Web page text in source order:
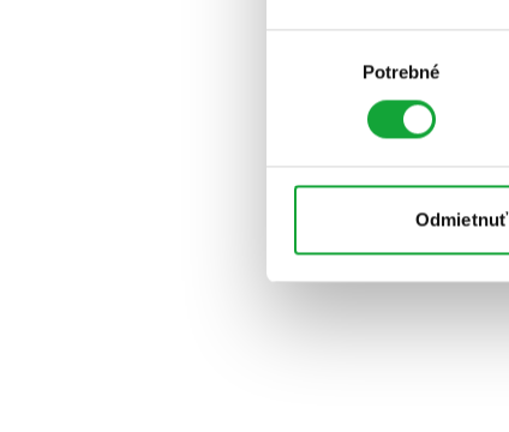
Potrebné
Odmietnuť